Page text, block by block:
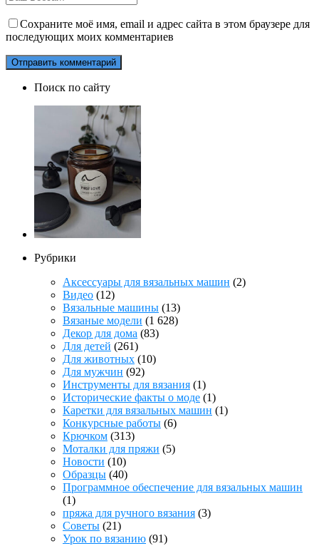
Сохраните моё имя, email и адрес сайта в этом браузере для
последующих моих комментариев
Поиск по сайту
Рубрики
Аксессуары для вязальных машин (2)
Видео (12)
Вязальные машины (13)
Вязаные модели (1 628)
Декор для дома (83)
Для детей (261)
Для животных (10)
Для мужчин (92)
Инструменты для вязания (1)
Исторические факты о моде (1)
Каретки для вязальных машин (1)
Конкурсные работы (6)
Крючком (313)
Моталки для пряжи (5)
Новости (10)
Образцы (40)
Программное обеспечение для вязальных машин
(1)
пряжа для ручного вязания (3)
Советы (21)
Урок по вязанию (91)